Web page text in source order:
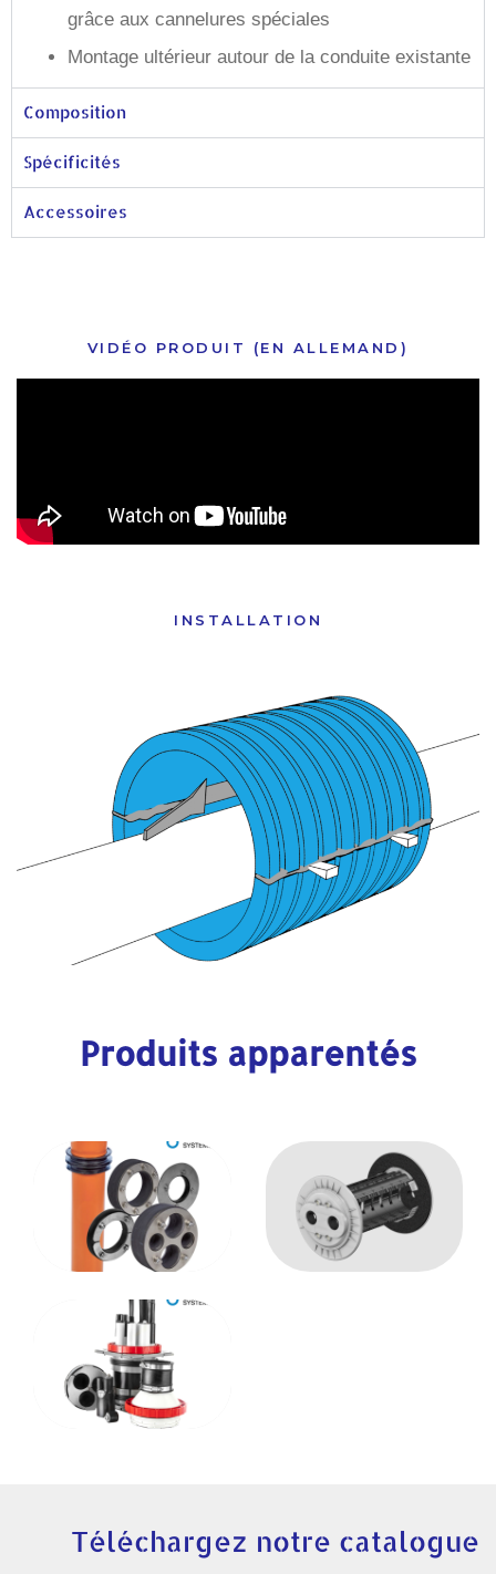
grâce aux cannelures spéciales
Montage ultérieur autour de la conduite existante
Composition
Spécificités
Accessoires
VIDÉO PRODUIT (EN ALLEMAND)
INSTALLATION
Produits apparentés
Téléchargez notre catalogue